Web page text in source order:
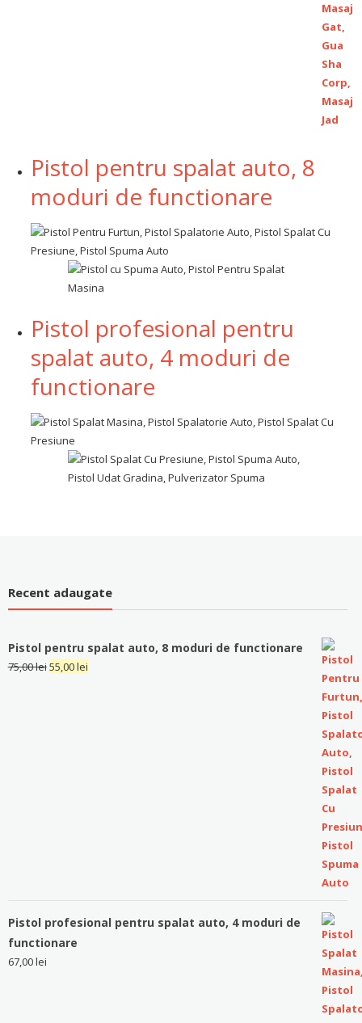
Pistol pentru spalat auto, 8
moduri de functionare
Pistol profesional pentru
spalat auto, 4 moduri de
functionare
Recent adaugate
Pistol pentru spalat auto, 8 moduri de functionare
75,00lei55,00lei
Pistol profesional pentru spalat auto, 4 moduri de
functionare
67,00lei